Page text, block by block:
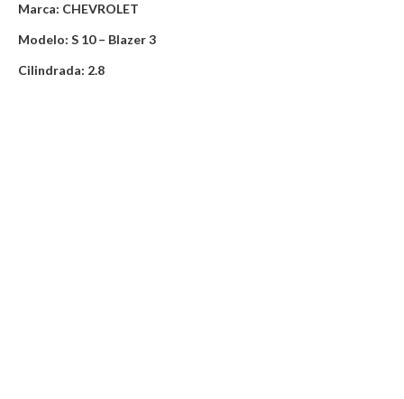
Marca: CHEVROLET
Modelo: S 10 – Blazer 3
Cilindrada: 2.8